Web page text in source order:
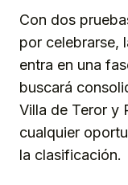
Con dos
por celebrarse,
entra en una
buscará
Villa de Teror y
cualquier
la clasificación.